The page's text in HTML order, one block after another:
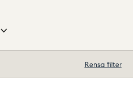
Rensa filter